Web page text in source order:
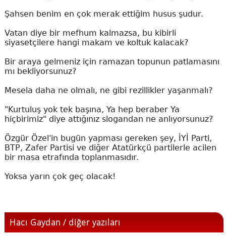
Şahsen benim en çok merak ettiğim husus şudur.
Vatan diye bir mefhum kalmazsa, bu kibirli
siyasetçilere hangi makam ve koltuk kalacak?
Bir araya gelmeniz için ramazan topunun patlamasını
mı bekliyorsunuz?
Mesela daha ne olmalı, ne gibi rezillikler yaşanmalı?
"Kurtuluş yok tek başına, Ya hep beraber Ya
hiçbirimiz" diye attığınız slogandan ne anlıyorsunuz?
Özgür Özel'in bugün yapması gereken şey, İYİ Parti,
BTP, Zafer Partisi ve diğer Atatürkçü partilerle acilen
bir masa etrafında toplanmasıdır.
Yoksa yarın çok geç olacak!
Hacı Gaydan / diğer yazıları